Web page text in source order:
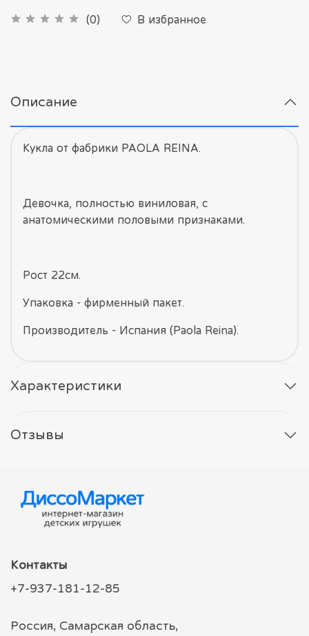
(0) В избранное
Описание
Кукла от фабрики PAOLA REINA.
Девочка, полностью виниловая, с
анатомическими половыми признаками.
Рост 22см.
Упаковка - фирменный пакет.
Производитель - Испания (Paola Reina).
Характеристики
Отзывы
Контакты
+7-937-181-12-85
Россия, Самарская область,